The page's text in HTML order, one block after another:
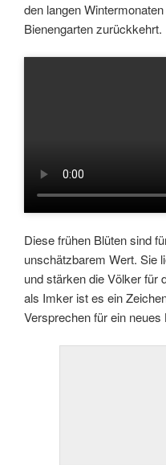
den langen
Bienengarten zurückkehrt.
Diese frühen Blüten sind
unschätzbarem Wert. Sie
und stärken die Völker für
als Imker ist es ein
Versprechen für ein neues